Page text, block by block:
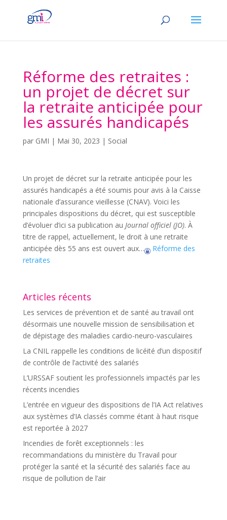
Réforme des retraites :
un projet de décret sur
la retraite anticipée pour
les assurés handicapés
par GMI | Mai 30, 2023 | Social
Un projet de décret sur la retraite anticipée pour les
assurés handicapés a été soumis pour avis à la Caisse
nationale d’assurance vieillesse (CNAV). Voici les
principales dispositions du décret, qui est susceptible
d’évoluer d’ici sa publication au Journal officiel (JO). À
titre de rappel, actuellement, le droit à une retraite
anticipée dès 55 ans est ouvert aux…
Réforme des
retraites
Articles récents
Les services de prévention et de santé au travail ont
désormais une nouvelle mission de sensibilisation et
de dépistage des maladies cardio-neuro-vasculaires
La CNIL rappelle les conditions de licéité d’un dispositif
de contrôle de l’activité des salariés
L’URSSAF soutient les professionnels impactés par les
récents incendies
L’entrée en vigueur des dispositions de l’IA Act relatives
aux systèmes d’IA classés comme étant à haut risque
est reportée à 2027
Incendies de forêt exceptionnels : les
recommandations du ministère du Travail pour
protéger la santé et la sécurité des salariés face au
risque de pollution de l’air